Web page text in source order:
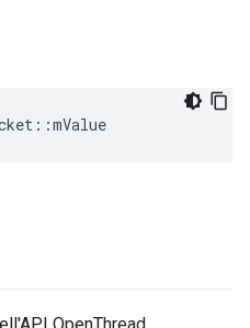
::mValue